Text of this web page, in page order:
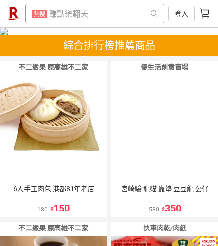
熱搜 賺點樂翻天
防颱專區
平板電腦
熱搜 床架
熱搜 吹風機
熱搜 微波爐
熱搜 電子閱讀器
熱搜 抽7777點
登入
熱搜 防颱專區
熱搜 平板電腦
床架
熱搜 吹風機
熱搜
熱搜 電子閱讀器
熱搜 抽7777點
熱搜 日本住宿優惠
綜合排行榜推薦商品
不二緻果 原高雄不二家
6入手工肉包 港都81年老店
180 150
優生活創意賣場
宮崎駿 龍貓 靠墊 豆豆龍 公仔
580 350
不二緻果 原高雄不二家 快車肉乾/肉紙